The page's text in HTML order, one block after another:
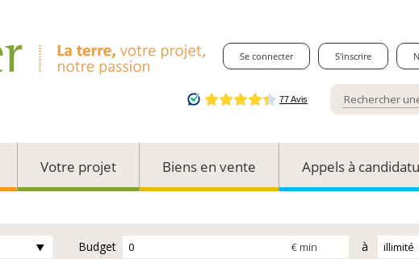
Se connecter S'inscrire
Votre projet Biens en vente Appels à
Budget € min à